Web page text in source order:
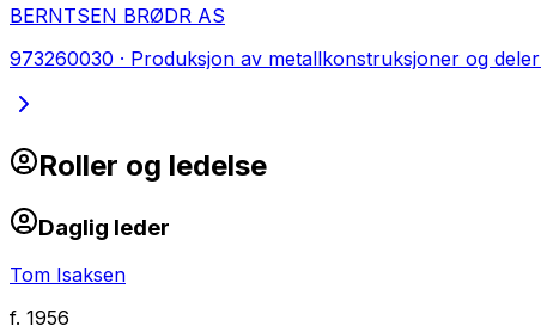
BERNTSEN BRØDR AS
973260030 · Produksjon av metallkonstruksjoner og deler
Roller og ledelse
Daglig leder
Tom Isaksen
f. 1956